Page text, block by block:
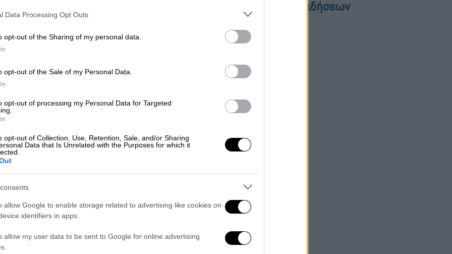
Data Processing Opt Outs
opt-out of the Sharing of my personal data.
opt-out of the Sale of my Personal Data.
opt-out of processing my Personal Data for Targeted
opt-out of Collection, Use, Retention, Sale, and/or Sharing
Data that Is Unrelated with the Purposes for which it
allow Google to enable storage related to advertising like cookies on
identifiers in apps.
allow my user data to be sent to Google for online advertising
Κινηματογράφου στην ΕΡΤ για την
απόδοση του 1,5% στις ελληνικές
ταινίες, με τους σκηνοθέτες Λευτέρη
θέσεις-κλειδιά - Τι θα δείχνουν τα
Η νέα ηγεσία της ΕΡΤ θέτει ως
προτεραιότητά της τον οικονομικό
και την επανεξέταση της
φυσιογνωμίας των καναλιών και του
ραδιοτηλεόρασης.
Κεντρικό δελτίο ειδήσεων
06/08/2026